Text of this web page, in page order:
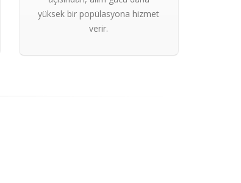
yüksek bir popülasyona hizmet
verir.